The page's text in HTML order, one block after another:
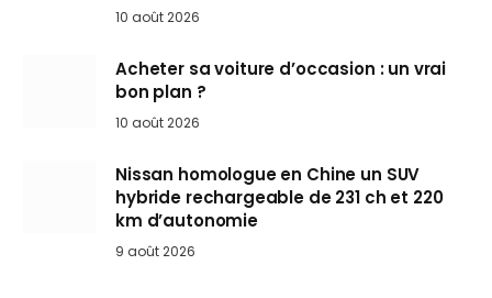
10 août 2026
Acheter sa voiture d’occasion : un vrai
bon plan ?
10 août 2026
Nissan homologue en Chine un SUV
hybride rechargeable de 231 ch et 220
km d’autonomie
9 août 2026